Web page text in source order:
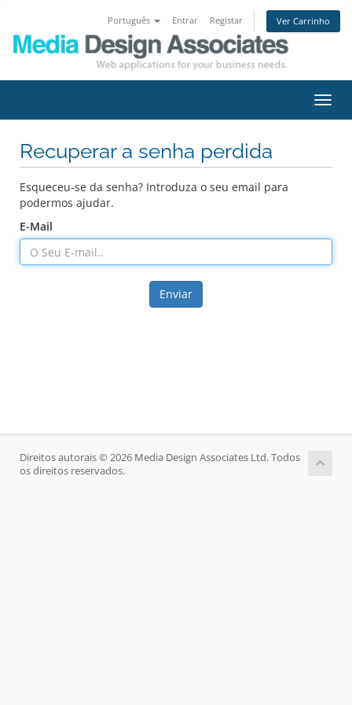
Português Entrar Registar Ver Carrinho
Recuperar a senha perdida
Esqueceu-se da senha? Introduza o seu email para
podermos ajudar.
E-Mail
Enviar
Direitos autorais © 2026 Media Design Associates Ltd. Todos
os direitos reservados.